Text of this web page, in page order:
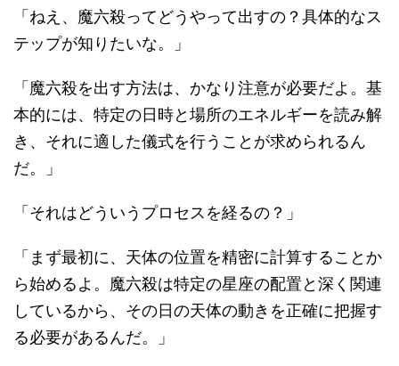
「ねえ、魔六殺ってどうやって出すの？具体的なス
テップが知りたいな。」
「魔六殺を出す方法は、かなり注意が必要だよ。基
本的には、特定の日時と場所のエネルギーを読み解
き、それに適した儀式を行うことが求められるん
だ。」
「それはどういうプロセスを経るの？」
「まず最初に、天体の位置を精密に計算することか
ら始めるよ。魔六殺は特定の星座の配置と深く関連
しているから、その日の天体の動きを正確に把握す
る必要があるんだ。」